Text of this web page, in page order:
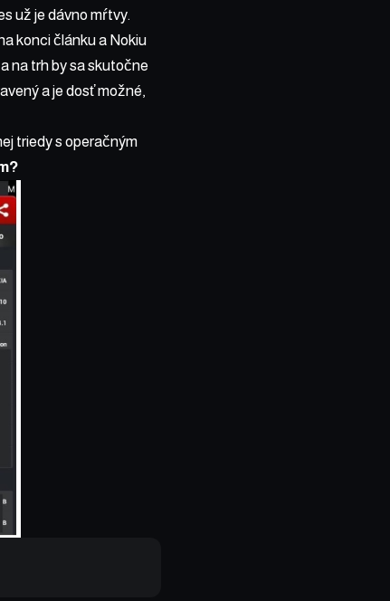
už je dávno mŕtvy.
konci článku a Nokiu
na trh by sa skutočne
a je dosť možné,
triedy s operačným